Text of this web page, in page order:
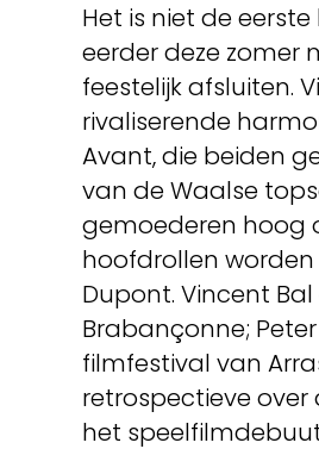
Het is niet de
eerder deze zomer
feestelijk afsluiten.
rivaliserende
Avant, die beiden
van de Waalse
gemoederen hoog
hoofdrollen
Dupont. Vincent
Brabançonne;
filmfestival van
retrospectieve over
het